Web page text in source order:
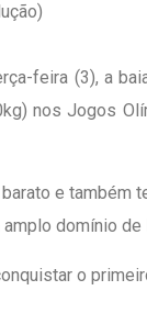
feira (3), a
nos Jogos
e também
domínio de
o